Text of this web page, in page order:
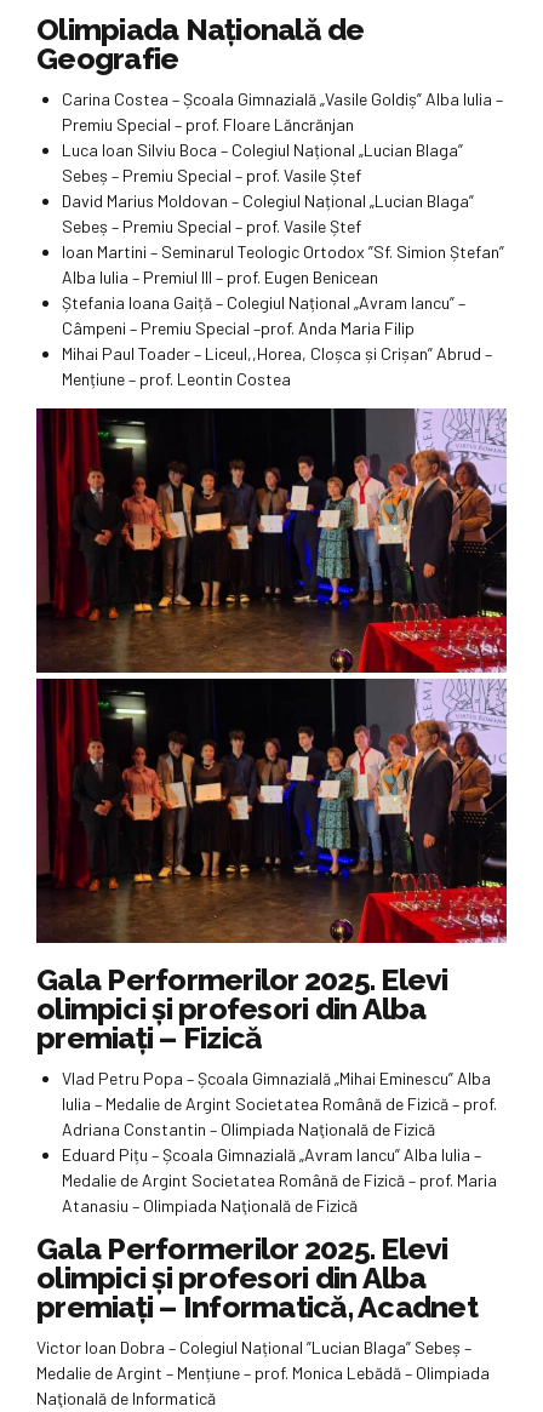
Olimpiada Naţională de
Geografie
Carina Costea – Școala Gimnazială „Vasile Goldiș” Alba Iulia –
Premiu Special – prof. Floare Lăncrănjan
Luca Ioan Silviu Boca – Colegiul Național „Lucian Blaga”
Sebeș – Premiu Special – prof. Vasile Ștef
David Marius Moldovan – Colegiul Național „Lucian Blaga”
Sebeș – Premiu Special – prof. Vasile Ștef
Ioan Martini – Seminarul Teologic Ortodox ”Sf. Simion Ștefan”
Alba Iulia – Premiul III – prof. Eugen Benicean
Ștefania Ioana Gaiță – Colegiul Național „Avram Iancu” –
Câmpeni – Premiu Special –prof. Anda Maria Filip
Mihai Paul Toader – Liceul,,Horea, Cloșca și Crișan” Abrud –
Mențiune – prof. Leontin Costea
Gala Performerilor 2025. Elevi
olimpici și profesori din Alba
premiați – Fizică
Vlad Petru Popa – Școala Gimnazială „Mihai Eminescu” Alba
Iulia – Medalie de Argint Societatea Română de Fizică – prof.
Adriana Constantin – Olimpiada Naţională de Fizică
Eduard Pițu – Școala Gimnazială „Avram Iancu” Alba Iulia –
Medalie de Argint Societatea Română de Fizică – prof. Maria
Atanasiu – Olimpiada Naţională de Fizică
Gala Performerilor 2025. Elevi
olimpici și profesori din Alba
premiați – Informatică, Acadnet
Victor Ioan Dobra – Colegiul Național ”Lucian Blaga” Sebeș –
Medalie de Argint – Mențiune – prof. Monica Lebădă – Olimpiada
Naţională de Informatică